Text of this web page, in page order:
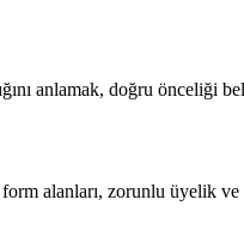
anlamak, doğru önceliği
form alanları, zorunlu